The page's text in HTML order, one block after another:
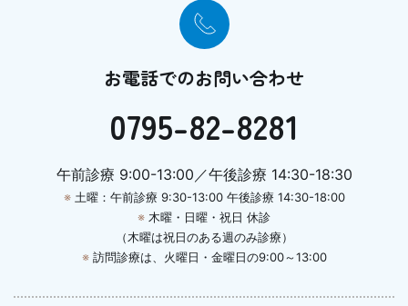
お電話でのお問い合わせ
0795-82-8281
午前診療 9:00-13:00／午後診療 14:30-18:30
※土曜：午前診療 9:30-13:00 午後診療 14:30-18:00
※ 木曜・日曜・祝日 休診
（木曜は祝日のある週のみ診療）
※訪問診療は、火曜日・金曜日の9:00～13:00